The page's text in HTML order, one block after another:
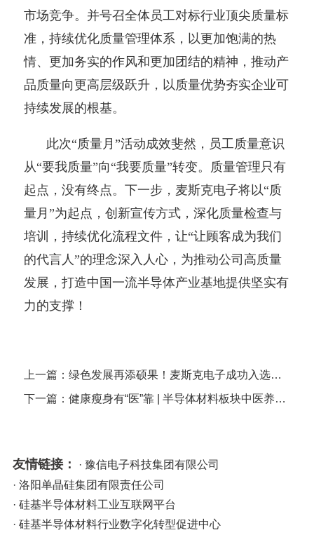
市场竞争。并号召全体员工对标行业顶尖质量标
准，持续优化质量管理体系，以更加饱满的热
情、更加务实的作风和更加团结的精神，推动产
品质量向更高层级跃升，以质量优势夯实企业可
持续发展的根基。
此次“质量月”活动成效斐然，员工质量意识
从“要我质量”向“我要质量”转变。质量管理只有
起点，没有终点。下一步，麦斯克电子将以“质
量月”为起点，创新宣传方式，深化质量检查与
培训，持续优化流程文件，让“让顾客成为我们
的代言人”的理念深入人心，为推动公司高质量
发展，打造中国一流半导体产业基地提供坚实有
力的支撑！
上一篇：绿色发展再添硕果！麦斯克电子成功入选省级绿色工厂
下一篇：健康瘦身有“医”靠 | 半导体材料板块中医养生讲座暖心开讲
友情链接：
· 豫信电子科技集团有限公司
· 洛阳单晶硅集团有限责任公司
· 硅基半导体材料工业互联网平台
· 硅基半导体材料行业数字化转型促进中心